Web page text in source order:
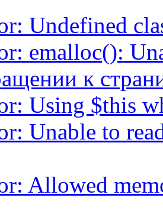
Undefined
emalloc():
к
Using $this
Unable to
Allowed